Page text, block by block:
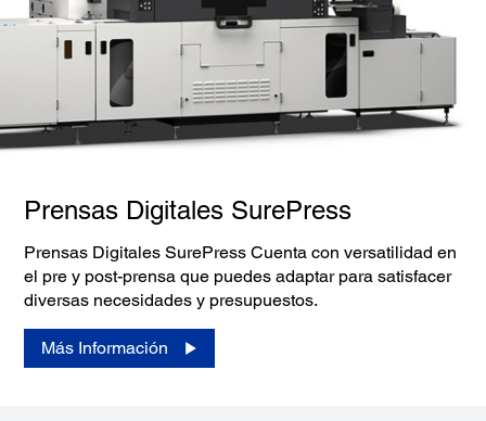
Prensas Digitales SurePress
Prensas Digitales SurePress Cuenta con versatilidad en
el pre y post-prensa que puedes adaptar para satisfacer
diversas necesidades y presupuestos.
Más Información